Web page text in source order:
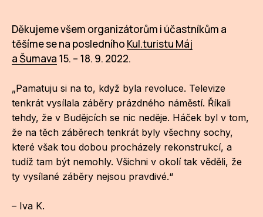
Děkujeme všem organizátorům i účastníkům a
těšíme se na posledního Kul.turistu Máj
a Šumava 15. – 18. 9. 2022.
„Pamatuju si na to, když byla revoluce. Televize
tenkrát vysílala záběry prázdného náměstí. Říkali
tehdy, že v Budějcích se nic neděje. Háček byl v tom,
že na těch záběrech tenkrát byly všechny sochy,
které však tou dobou procházely rekonstrukcí, a
tudíž tam být nemohly. Všichni v okolí tak věděli, že
ty vysílané záběry nejsou pravdivé.“
– Iva K.